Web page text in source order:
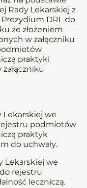
Rady Lekarskiej z
Prezydium DRL do
ze złożeniem
w załączniku
praktyki
Lekarskiej we
podmiotów
praktyk
do uchwały.
Lekarskiej we
rejestru
leczniczą.